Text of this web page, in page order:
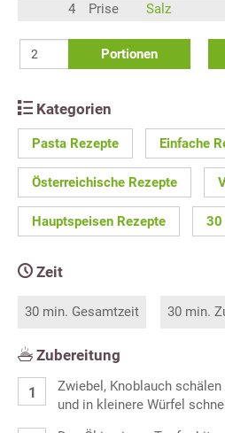
4
Prise Salz
Portionen
Kategorien
Pasta Rezepte Einfache
Österreichische Rezepte
Hauptspeisen Rezepte 30
Zeit
30 min. Gesamtzeit 30 min.
Zubereitung
Zwiebel, Knoblauch
und in kleinere Würfel